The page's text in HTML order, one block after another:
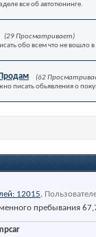
все об автотюнинге.
(29 Просматривает)
обо всем что не вошло в
(62
писать обьявления о
12015.
пребывания